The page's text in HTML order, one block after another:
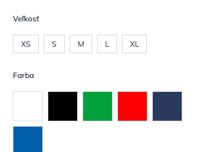
Veľkosť
XS S M L XL
Farba